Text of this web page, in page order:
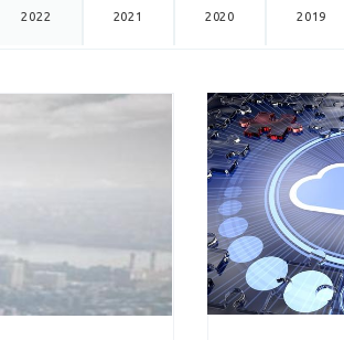
2022 2021 2020 2019